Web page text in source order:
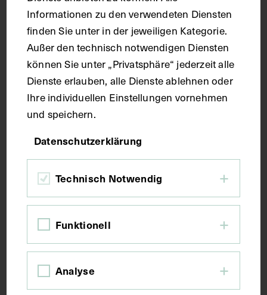
Handschrift
Maße
Seitenblatt 37,6 x 26,4 cm
italienischer Sprache zum anatomischen
Wachsmodell der Bauchmuskulatur.
Informationen zu den verwendeten Diensten
finden Sie unter in der jeweiligen Kategorie.
Außer den technisch notwendigen Diensten
können Sie unter „Privatsphäre“ jederzeit alle
Dienste erlauben, alle Dienste ablehnen oder
Ihre individuellen Einstellungen vornehmen
und speichern.
Datenschutzerklärung
Technisch Notwendig
Funktionell
Analyse